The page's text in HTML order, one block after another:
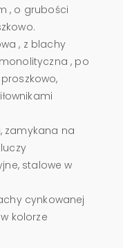
, o grubości
, z blachy
, po
zamykana na
stalowe w
cynkowanej
kolorze